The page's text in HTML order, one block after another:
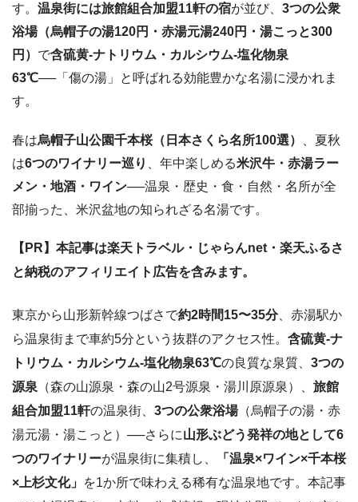
す。 温泉街には旅館組合加盟11軒の宿が並び、 3つの公衆
浴場（烏帽子の湯120円・赤湯元湯240円・湯こっと300
円） で含硫黄-ナトリウム・カルシウム-塩化物泉
63℃──「傷の湯」と呼ばれる効能豊かな名湯に浸かれま
す。
春は烏帽子山公園千本桜（日本さくら名所100選）
、夏秋
は6つのワイナリー巡り 、年中楽しめる米沢牛・赤湯ラー
メン・地酒・ワイン──温泉・歴史・食・自然・名所が全
部揃った、米沢盆地の知られざる名湯です。
【PR】本記事は楽天トラベル・じゃらんnet・楽天ふるさ
と納税のアフィリエイト広告を含みます。
東京から山形新幹線つばさで約2時間15〜35分、赤湯駅か
ら温泉街まで車約5分という抜群のアクセス性。 含硫黄-ナ
トリウム・カルシウム-塩化物泉63℃の良質な泉質、 3つの
源泉 （森の山源泉・森の山2号源泉・湯川原源泉）、 旅館
組合加盟11軒の温泉街、 3つの公衆浴場（烏帽子の湯・赤
湯元湯・湯こっと）──さらに山形ぶどう発祥の地として6
つのワイナリーが温泉街に集積し、
「温泉×ワイン×千本桜
×上杉文化」 を1か所で味わえる稀有な温泉地です。本記事